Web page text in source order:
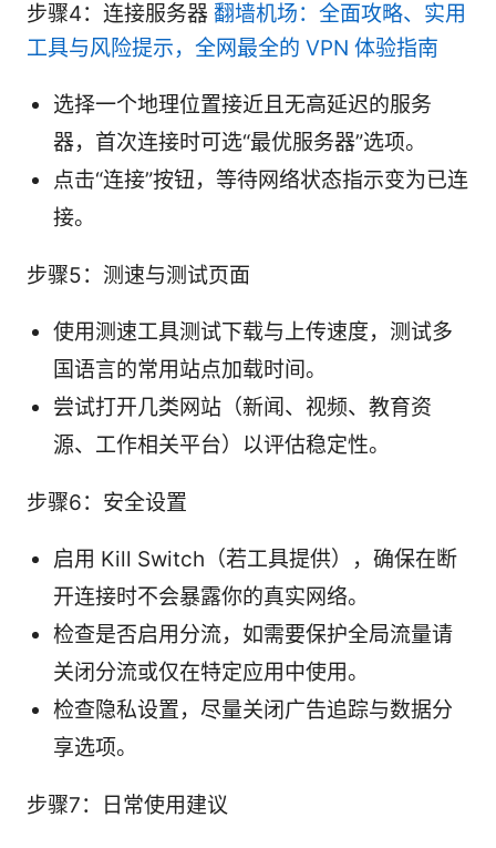
步骤4：连接服务器 翻墙机场：全面攻略、实用
工具与风险提示，全网最全的 VPN 体验指南
选择一个地理位置接近且无高延迟的服务
器，首次连接时可选“最优服务器”选项。
点击“连接”按钮，等待网络状态指示变为已连
接。
步骤5：测速与测试页面
使用测速工具测试下载与上传速度，测试多
国语言的常用站点加载时间。
尝试打开几类网站（新闻、视频、教育资
源、工作相关平台）以评估稳定性。
步骤6：安全设置
启用 Kill Switch（若工具提供），确保在断
开连接时不会暴露你的真实网络。
检查是否启用分流，如需要保护全局流量请
关闭分流或仅在特定应用中使用。
检查隐私设置，尽量关闭广告追踪与数据分
享选项。
步骤7：日常使用建议